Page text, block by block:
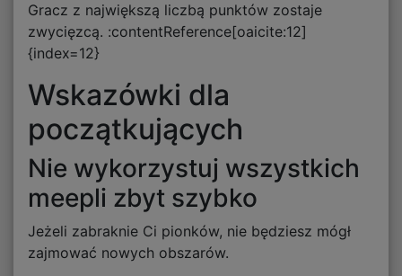
Gracz z największą liczbą punktów zostaje
zwycięzcą. :contentReference[oaicite:12]
{index=12}
Wskazówki dla
początkujących
Nie wykorzystuj wszystkich
meepli zbyt szybko
Jeżeli zabraknie Ci pionków, nie będziesz mógł
zajmować nowych obszarów.